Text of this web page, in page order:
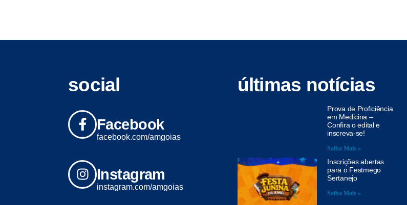
social
Facebook
facebook.com/amgoias
Instagram
instagram.com/amgoias
últimas notícias
Prova de Proficiência
em Medicina –
Confira o edital e
inscreva-se!
Saiba Mais »
Inscrições abertas
para o Festmego
Sertanejo
Saiba Mais »